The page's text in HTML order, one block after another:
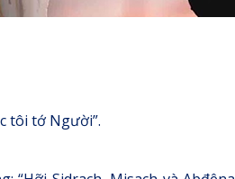
tôi tớ Người”.